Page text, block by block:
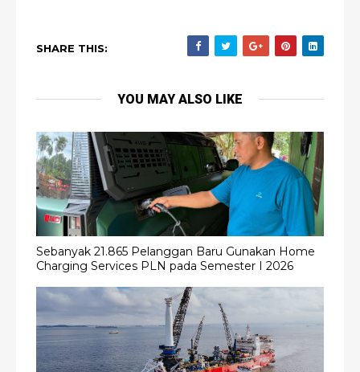
SHARE THIS:
YOU MAY ALSO LIKE
Sebanyak 21.865 Pelanggan Baru Gunakan Home
Charging Services PLN pada Semester I 2026